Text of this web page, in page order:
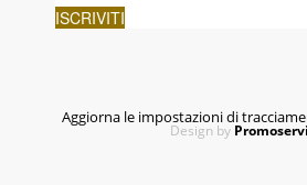
Aggiorna le impostazioni di
Design by